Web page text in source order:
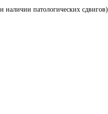
патологических сдвигов)